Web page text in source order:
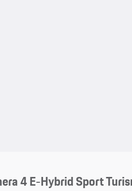
4 E-Hybrid Sport